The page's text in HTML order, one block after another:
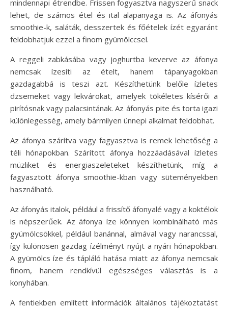
mindennapi étrendbe. Frissen fogyasztva nagyszerű snack
lehet, de számos étel és ital alapanyaga is. Az áfonyás
smoothie-k, saláták, desszertek és főételek ízét egyaránt
feldobhatjuk ezzel a finom gyümölccsel.
A reggeli zabkásába vagy joghurtba keverve az áfonya
nemcsak ízesíti az ételt, hanem tápanyagokban
gazdagabbá is teszi azt. Készíthetünk belőle ízletes
dzsemeket vagy lekvárokat, amelyek tökéletes kísérői a
pirítósnak vagy palacsintának. Az áfonyás pite és torta igazi
különlegesség, amely bármilyen ünnepi alkalmat feldobhat.
Az áfonya szárítva vagy fagyasztva is remek lehetőség a
téli hónapokban. Szárított áfonya hozzáadásával ízletes
müzliket és energiaszeleteket készíthetünk, míg a
fagyasztott áfonya smoothie-kban vagy süteményekben
használható.
Az áfonyás italok, például a frissítő áfonyalé vagy a koktélok
is népszerűek. Az áfonya íze könnyen kombinálható más
gyümölcsökkel, például banánnal, almával vagy narancssal,
így különösen gazdag ízélményt nyújt a nyári hónapokban.
A gyümölcs íze és tápláló hatása miatt az áfonya nemcsak
finom, hanem rendkívül egészséges választás is a
konyhában.
A fentiekben említett információk általános tájékoztatást